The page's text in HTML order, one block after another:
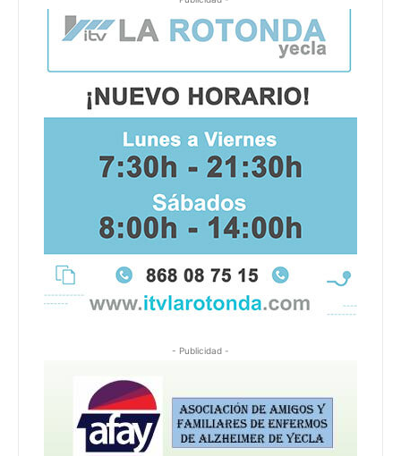
- Publicidad -